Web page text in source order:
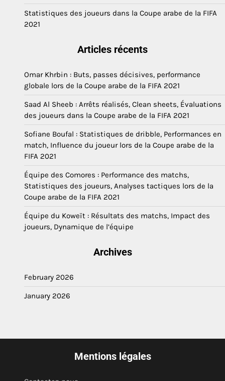
Statistiques des joueurs dans la Coupe arabe de la FIFA
2021
Articles récents
Omar Khrbin : Buts, passes décisives, performance
globale lors de la Coupe arabe de la FIFA 2021
Saad Al Sheeb : Arrêts réalisés, Clean sheets, Évaluations
des joueurs dans la Coupe arabe de la FIFA 2021
Sofiane Boufal : Statistiques de dribble, Performances en
match, Influence du joueur lors de la Coupe arabe de la
FIFA 2021
Équipe des Comores : Performance des matchs,
Statistiques des joueurs, Analyses tactiques lors de la
Coupe arabe de la FIFA 2021
Équipe du Koweït : Résultats des matchs, Impact des
joueurs, Dynamique de l’équipe
Archives
February 2026
January 2026
Mentions légales